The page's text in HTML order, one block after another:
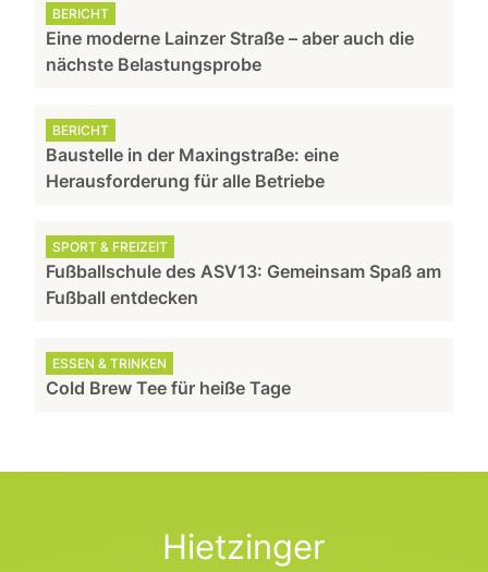
BERICHT
Eine moderne Lainzer Straße – aber auch die
nächste Belastungsprobe
BERICHT
Baustelle in der Maxingstraße: eine
Herausforderung für alle Betriebe
SPORT & FREIZEIT
Fußballschule des ASV13: Gemeinsam Spaß am
Fußball entdecken
ESSEN & TRINKEN
Cold Brew Tee für heiße Tage
Hietzinger